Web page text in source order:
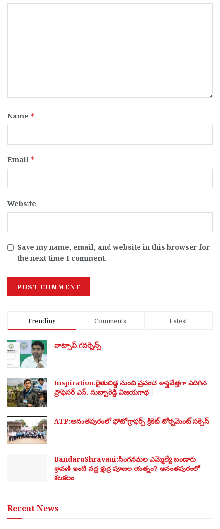
Name *
Email *
Website
Save my name, email, and website in this browser for
the next time I comment.
Trending Comments Latest
వాట్సాప్ గవర్నెన్స్
Inspiration:రైతుబిడ్డ నుంచి ప్రపంచ శాస్త్రవేత్తగా ఎదిగిన
ప్రొఫెసర్ ఎన్. సుబ్బారెడ్డి విజయగాథ |
ATP:అనంతపురంలో ఫోటోగ్రాఫర్స్ క్రికెట్ టోర్నమెంట్ సక్సెస్
BandaruShravani:సింగనమల ఎమ్మెల్యే బండారు
శ్రావణి ఇంటి వద్ద క్షుద్ర పూజల యత్నం? అనంతపురంలో
కలకలం
Recent News